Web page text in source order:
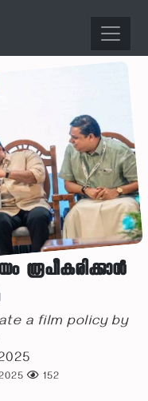
രൂപീകരിക്കാൻ
a film policy by
152